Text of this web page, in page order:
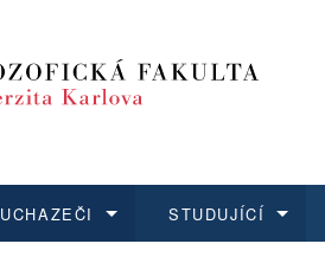
UCHAZEČI STUDUJÍCÍ